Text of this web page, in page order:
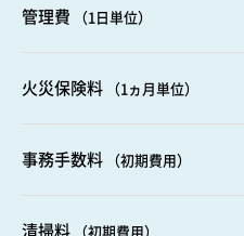
管理費 （1日単位）
火災保険料 （1ヵ月単位）
事務手数料 （初期費用）
清掃料 （初期費用）